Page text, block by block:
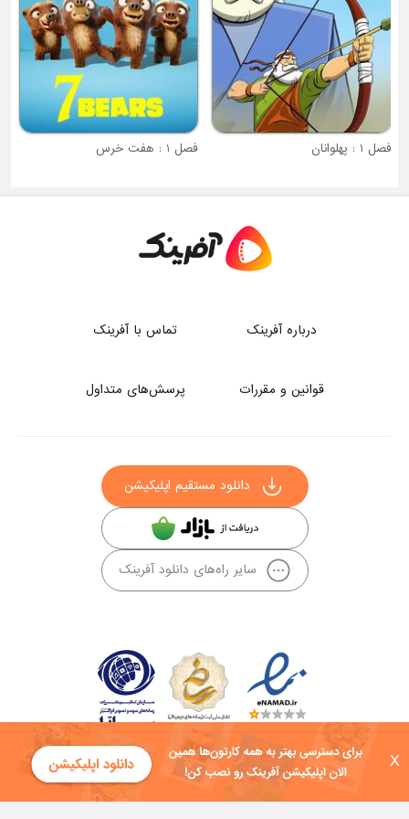
X
فصل 1 : پهلوانان فصل 1 : هفت خرس
درباره آفرینک تماس با آفرینک
قوانین و مقررات پرسش‌های متداول
دانلود مستقیم اپلیکیشن
سایر راه‌های دانلود آفرینک
کلیه حقوق این سایت به شرکت توسعه فناوی هفت آسمان توکان تعلق دارد و